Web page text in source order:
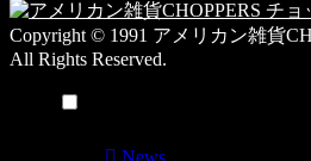
Copyright © 1991 アメリカン雑貨
All Rights Reserved.
News